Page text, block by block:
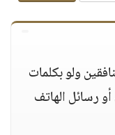
ولو بكلمات
رسائل الهاتف